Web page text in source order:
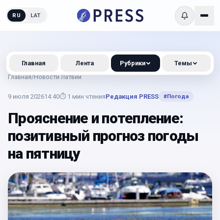
RU LAT
Главная/Новости Латвии
9 июля 202614:40⏱ 1 мин чтенияРедакция PRESS #Погода
Прояснение и потепление:
позитивный прогноз погоды
на пятницу
Главная Лента Рубрики Темы